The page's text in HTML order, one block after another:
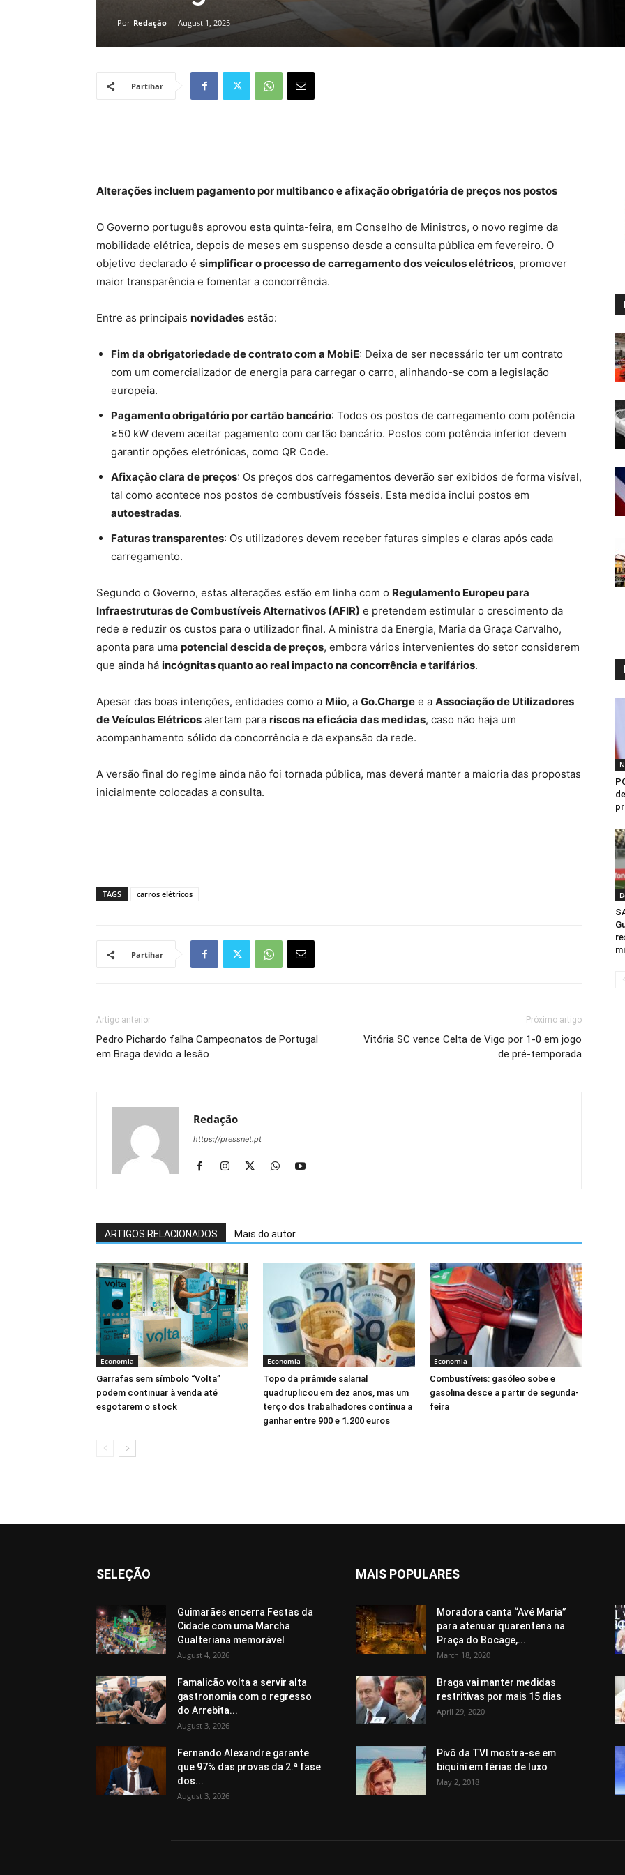
Por Redação - August 1, 2025
Partihar
Alterações incluem pagamento por multibanco e afixação obrigatória de preços nos postos
O Governo português aprovou esta quinta-feira, em Conselho de Ministros, o novo regime da
mobilidade elétrica, depois de meses em suspenso desde a consulta pública em fevereiro. O
objetivo declarado é simplificar o processo de carregamento dos veículos elétricos, promover
maior transparência e fomentar a concorrência.
Entre as principais novidades estão:
Fim da obrigatoriedade de contrato com a MobiE: Deixa de ser necessário ter um contrato
com um comercializador de energia para carregar o carro, alinhando-se com a legislação
europeia.
Pagamento obrigatório por cartão bancário: Todos os postos de carregamento com potência
≥50 kW devem aceitar pagamento com cartão bancário. Postos com potência inferior devem
garantir opções eletrónicas, como QR Code.
Afixação clara de preços: Os preços dos carregamentos deverão ser exibidos de forma visível,
tal como acontece nos postos de combustíveis fósseis. Esta medida inclui postos em
autoestradas.
Faturas transparentes: Os utilizadores devem receber faturas simples e claras após cada
carregamento.
Segundo o Governo, estas alterações estão em linha com o Regulamento Europeu para
Infraestruturas de Combustíveis Alternativos (AFIR) e pretendem estimular o crescimento da
rede e reduzir os custos para o utilizador final. A ministra da Energia, Maria da Graça Carvalho,
aponta para uma potencial descida de preços, embora vários intervenientes do setor considerem
que ainda há incógnitas quanto ao real impacto na concorrência e tarifários.
Apesar das boas intenções, entidades como a Miio, a Go.Charge e a Associação de Utilizadores
de Veículos Elétricos alertam para riscos na eficácia das medidas, caso não haja um
acompanhamento sólido da concorrência e da expansão da rede.
A versão final do regime ainda não foi tornada pública, mas deverá manter a maioria das propostas
inicialmente colocadas a consulta.
TAGS carros elétricos
Partihar
Artigo anterior
Pedro Pichardo falha Campeonatos de Portugal
em Braga devido a lesão
Próximo artigo
Vitória SC vence Celta de Vigo por 1-0 em jogo
de pré-temporada
Redação
https://pressnet.pt
ARTIGOS RELACIONADOS Mais do autor
Economia
Garrafas sem símbolo “Volta”
podem continuar à venda até
esgotarem o stock
Economia
Topo da pirâmide salarial
quadruplicou em dez anos, mas um
terço dos trabalhadores continua a
ganhar entre 900 e 1.200 euros
Economia
Combustíveis: gasóleo sobe e
gasolina desce a partir de segunda-
feira
SELEÇÃO
Guimarães encerra Festas da
Cidade com uma Marcha
Gualteriana memorável
August 4, 2026
Famalicão volta a servir alta
gastronomia com o regresso
do Arrebita...
August 3, 2026
Fernando Alexandre garante
que 97% das provas da 2.ª fase
dos...
August 3, 2026
MAIS POPULARES
Moradora canta “Avé Maria”
para atenuar quarentena na
Praça do Bocage,...
March 18, 2020
Braga vai manter medidas
restritivas por mais 15 dias
April 29, 2020
Pivô da TVI mostra-se em
biquíni em férias de luxo
May 2, 2018